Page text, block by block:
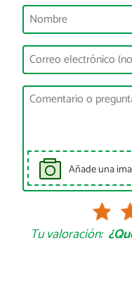
Añade una
Tu valoración: